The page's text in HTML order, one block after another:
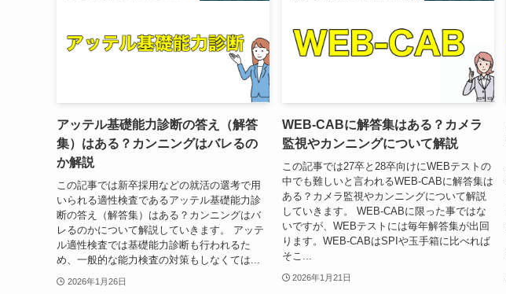
アッテル基礎能力診断の答え（解答
集）はある？カンニングはバレるの
か解説
この記事では新卒採用などの就活の選考で用
いられる適性検査であるアッテル基礎能力診
断の答え（解答集）はある？カンニングはバ
レるのかについて解説していきます。 アッテ
ル適性検査では基礎能力診断も行われるた
め、一般的な能力検査の対策もしなくては...
2026年1月26日
WEB-CABに解答集はある？カメラ
監視やカンニングについて解説
この記事では27卒と28卒向けにWEBテストの
中でも難しいと言われるWEB-CABに解答集は
ある？カメラ監視やカンニングについて解説
していきます。 WEB-CABに限った事ではな
いですが、WEBテストには毎年解答集が出回
ります。WEB-CABはSPIや玉手箱に比べれば
そこ...
2026年1月21日